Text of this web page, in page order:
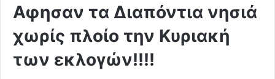
Αφησαν τα Διαπόντια νησιά
χωρίς πλοίο την Κυριακή
των εκλογών!!!!